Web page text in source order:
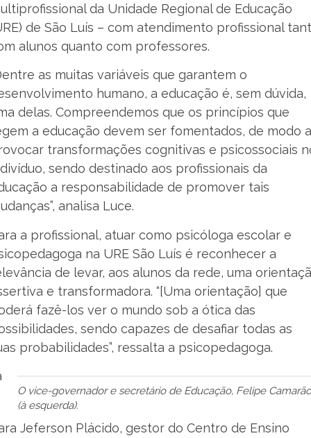
da Unidade Regional de Educação
de São Luís – com atendimento profissional
alunos quanto com professores.
as muitas variáveis que garantem o
humano, a educação é, sem dúvida,
delas. Compreendemos que os princípios que
a educação devem ser fomentados, de modo a
transformações cognitivas e psicossociais
sendo destinado aos profissionais da
a responsabilidade de promover tais
analisa Luce.
a profissional, atuar como psicóloga escolar e
na URE São Luís é reconhecer a
de levar, aos alunos da rede, uma
e transformadora. “[Uma orientação] que
fazê-los ver o mundo sob a ótica das
sendo capazes de desafiar todas as
probabilidades”, ressalta a psicopedagoga.
O vice-governador e secretário de Educação, Felipe Camarão
(à esquerda).
Jeferson Plácido, gestor do Centro de Ensino